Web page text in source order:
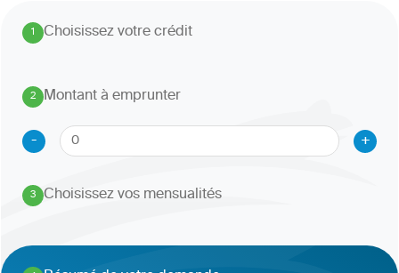
1. Choisissez votre crédit
2
.
Montant à emprunter
-
+
3
. Choisissez vos mensualités